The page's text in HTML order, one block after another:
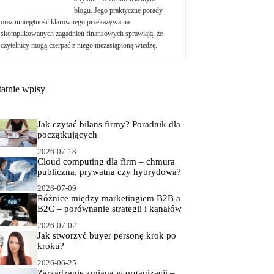
blogu. Jego praktyczne porady
oraz umiejętność klarownego przekazywania
skomplikowanych zagadnień finansowych sprawiają, że
czytelnicy mogą czerpać z niego niezastąpioną wiedzę.
wpisy
Jak czytać bilans firmy? Poradnik dla
początkujących
2026-07-18
Cloud computing dla firm – chmura
publiczna, prywatna czy hybrydowa?
2026-07-09
Różnice między marketingiem B2B a
B2C – porównanie strategii i kanałów
2026-07-02
Jak stworzyć buyer personę krok po
kroku?
2026-06-25